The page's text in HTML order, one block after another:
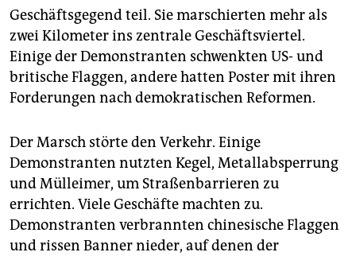
Geschäftsgegend teil. Sie marschierten mehr als
zwei Kilometer ins zentrale Geschäftsviertel.
Einige der Demonstranten schwenkten US- und
britische Flaggen, andere hatten Poster mit ihren
Forderungen nach demokratischen Reformen.
Der Marsch störte den Verkehr. Einige
Demonstranten nutzten Kegel, Metallabsperrung
und Mülleimer, um Straßenbarrieren zu
errichten. Viele Geschäfte machten zu.
Demonstranten verbrannten chinesische Flaggen
und rissen Banner nieder, auf denen der